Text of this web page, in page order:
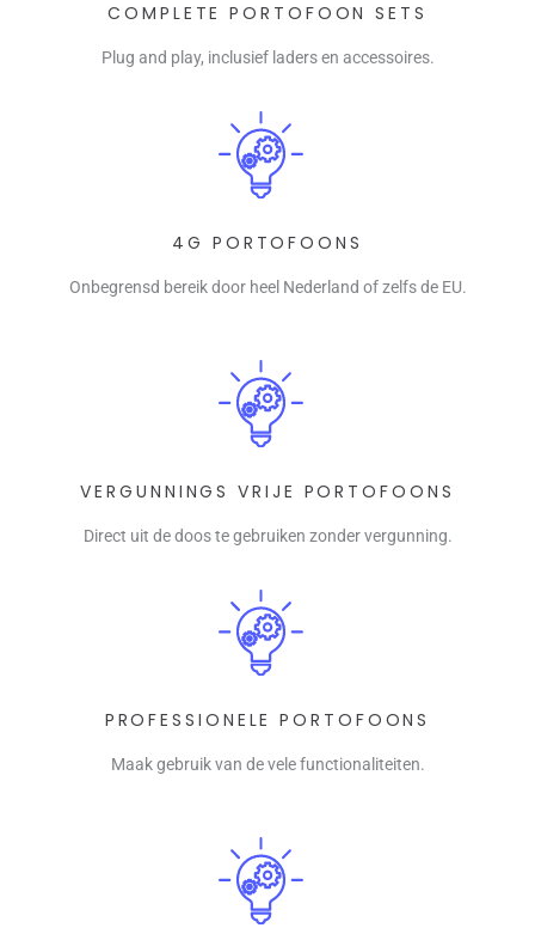
COMPLETE PORTOFOON SETS
Plug and play, inclusief laders en accessoires.
4G PORTOFOONS
Onbegrensd bereik door heel Nederland of zelfs de EU.
VERGUNNINGS VRIJE PORTOFOONS
Direct uit de doos te gebruiken zonder vergunning.
PROFESSIONELE PORTOFOONS
Maak gebruik van de vele functionaliteiten.